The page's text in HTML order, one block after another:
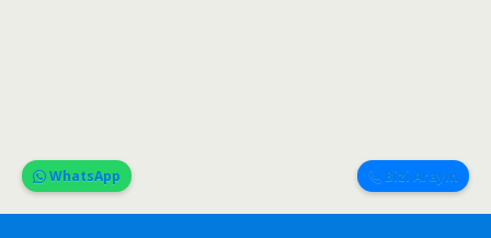
Bizi Arayın
WhatsApp